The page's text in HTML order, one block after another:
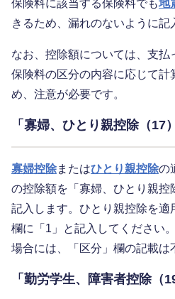
保険料に該当する保険料でも地
きるため、漏れのないように記
なお、控除額については、支払
保険料の区分の内容に応じて計
め、注意が必要です。
「寡婦、ひとり親控除（17
寡婦控除またはひとり親控除の
の控除額を「寡婦、ひとり親控
記入します。ひとり親控除を適
欄に「1」と記入してください
場合には、「区分」欄の記載は
「勤労学生、障害者控除（